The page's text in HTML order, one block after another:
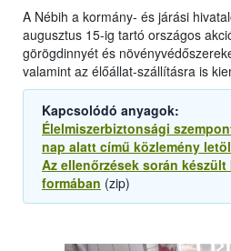
A Nébih a kormány- és járási
augusztus 15-ig tartó országos
görögdinnyét és
valamint az élőállat-szállításra is
Kapcsolódó anyagok:
Élelmiszerbiztonsági
nap alatt című közlemény
Az ellenőrzések során
formában (zip)